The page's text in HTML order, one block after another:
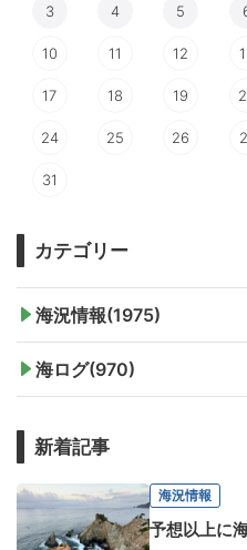
3 4 5
10 11 12
17 18 19
24 25 26
31
カテゴリー
海況情報(1975)
海ログ(970)
新着記事
海況情報
予想以上に